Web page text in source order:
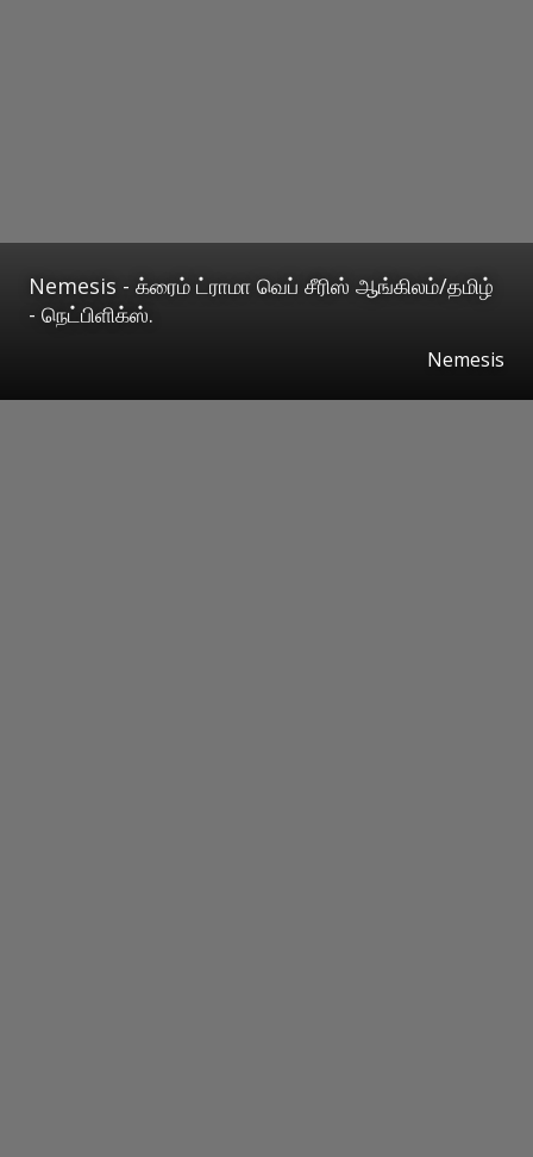
Nemesis - க்ரைம் ட்ராமா வெப் சீரிஸ் ஆங்கிலம்/தமிழ்
- நெட்பிளிக்ஸ்.
Nemesis